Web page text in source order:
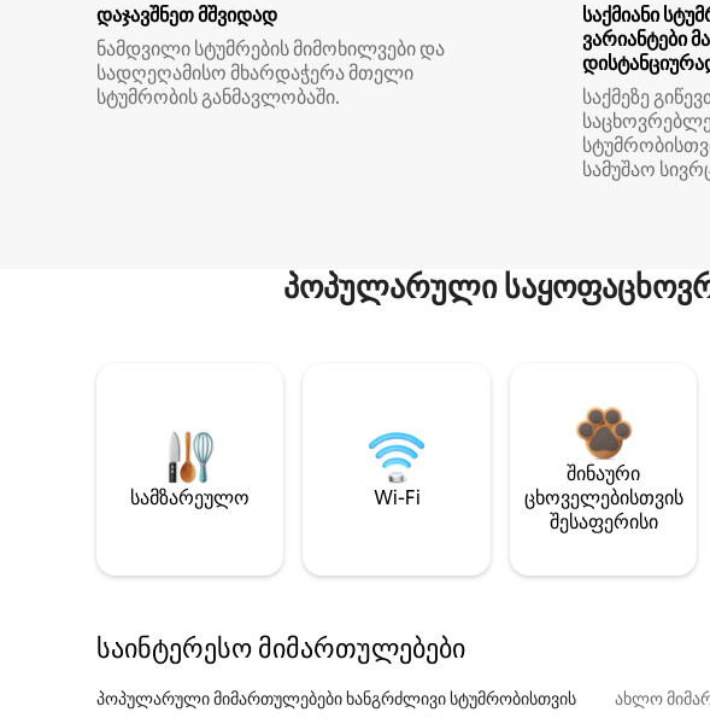
დაჯავშნეთ მშვიდად
ნამდვილი სტუმრების მიმოხილვები და
სადღეღამისო მხარდაჭერა მთელი
სტუმრობის განმავლობაში.
საქმიანი
ვარიანტები
საქმეზე
სამუშაო
პოპულარული
სამზარეულო Wi-Fi
შინაური
ცხოველებისთვის
შესაფერისი
საინტერესო მიმართულებები
პოპულარული მიმართულებები ხანგრძლივი სტუმრობისთვის ახლო